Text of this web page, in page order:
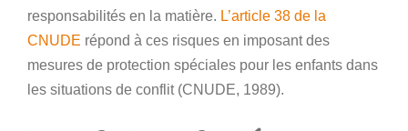
responsabilités en la matière. L’article 38 de la
CNUDE répond à ces risques en imposant des
mesures de protection spéciales pour les enfants dans
les situations de conflit (CNUDE, 1989).